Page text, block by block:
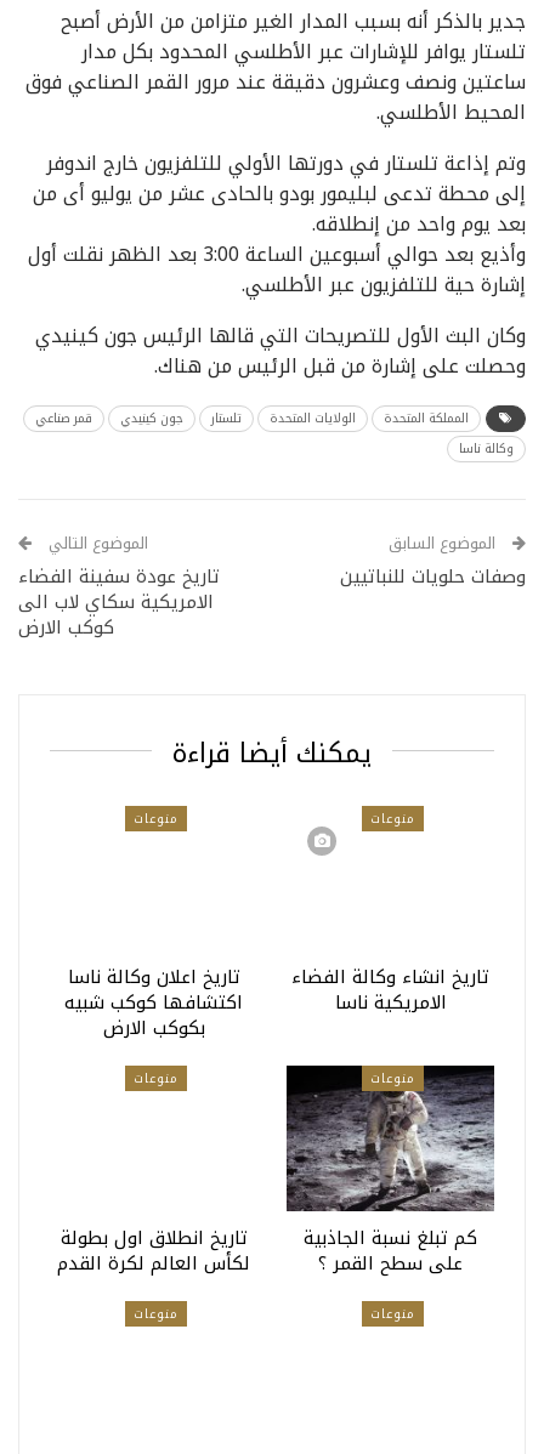
جدير بالذكر أنه بسبب المدار الغير متزامن من الأرض أصبح
تلستار يوافر للإشارات عبر الأطلسي المحدود بكل مدار
ساعتين ونصف وعشرون دقيقة عند مرور القمر الصناعي فوق
المحيط الأطلسي.
وتم إذاعة تلستار في دورتها الأولي للتلفزيون خارج اندوفر
إلى محطة تدعى لبليمور بودو بالحادى عشر من يوليو أى من
بعد يوم واحد من إنطلاقه.
وأذيع بعد حوالي أسبوعين الساعة 3:00 بعد الظهر نقلت أول
إشارة حية للتلفزيون عبر الأطلسي.
وكان البث الأول للتصريحات التي قالها الرئيس جون كينيدي
وحصلت على إشارة من قبل الرئيس من هناك.
المملكة المتحدة الولايات المتحدة تلستار جون كينيدي
قمر صناعي
وكالة ناسا
الموضوع السابق
وصفات حلويات للنباتيين
الموضوع التالي
تاريخ عودة سفينة الفضاء
الامريكية سكاي لاب الى
كوكب الارض
يمكنك أيضا قراءة
منوعات
تاريخ انشاء وكالة الفضاء
الامريكية ناسا
منوعات
تاريخ اعلان وكالة ناسا
اكتشافها كوكب شبيه
بكوكب الارض
منوعات
كم تبلغ نسبة الجاذبية
على سطح القمر ؟
منوعات
تاريخ انطلاق اول بطولة
لكأس العالم لكرة القدم
منوعات منوعات